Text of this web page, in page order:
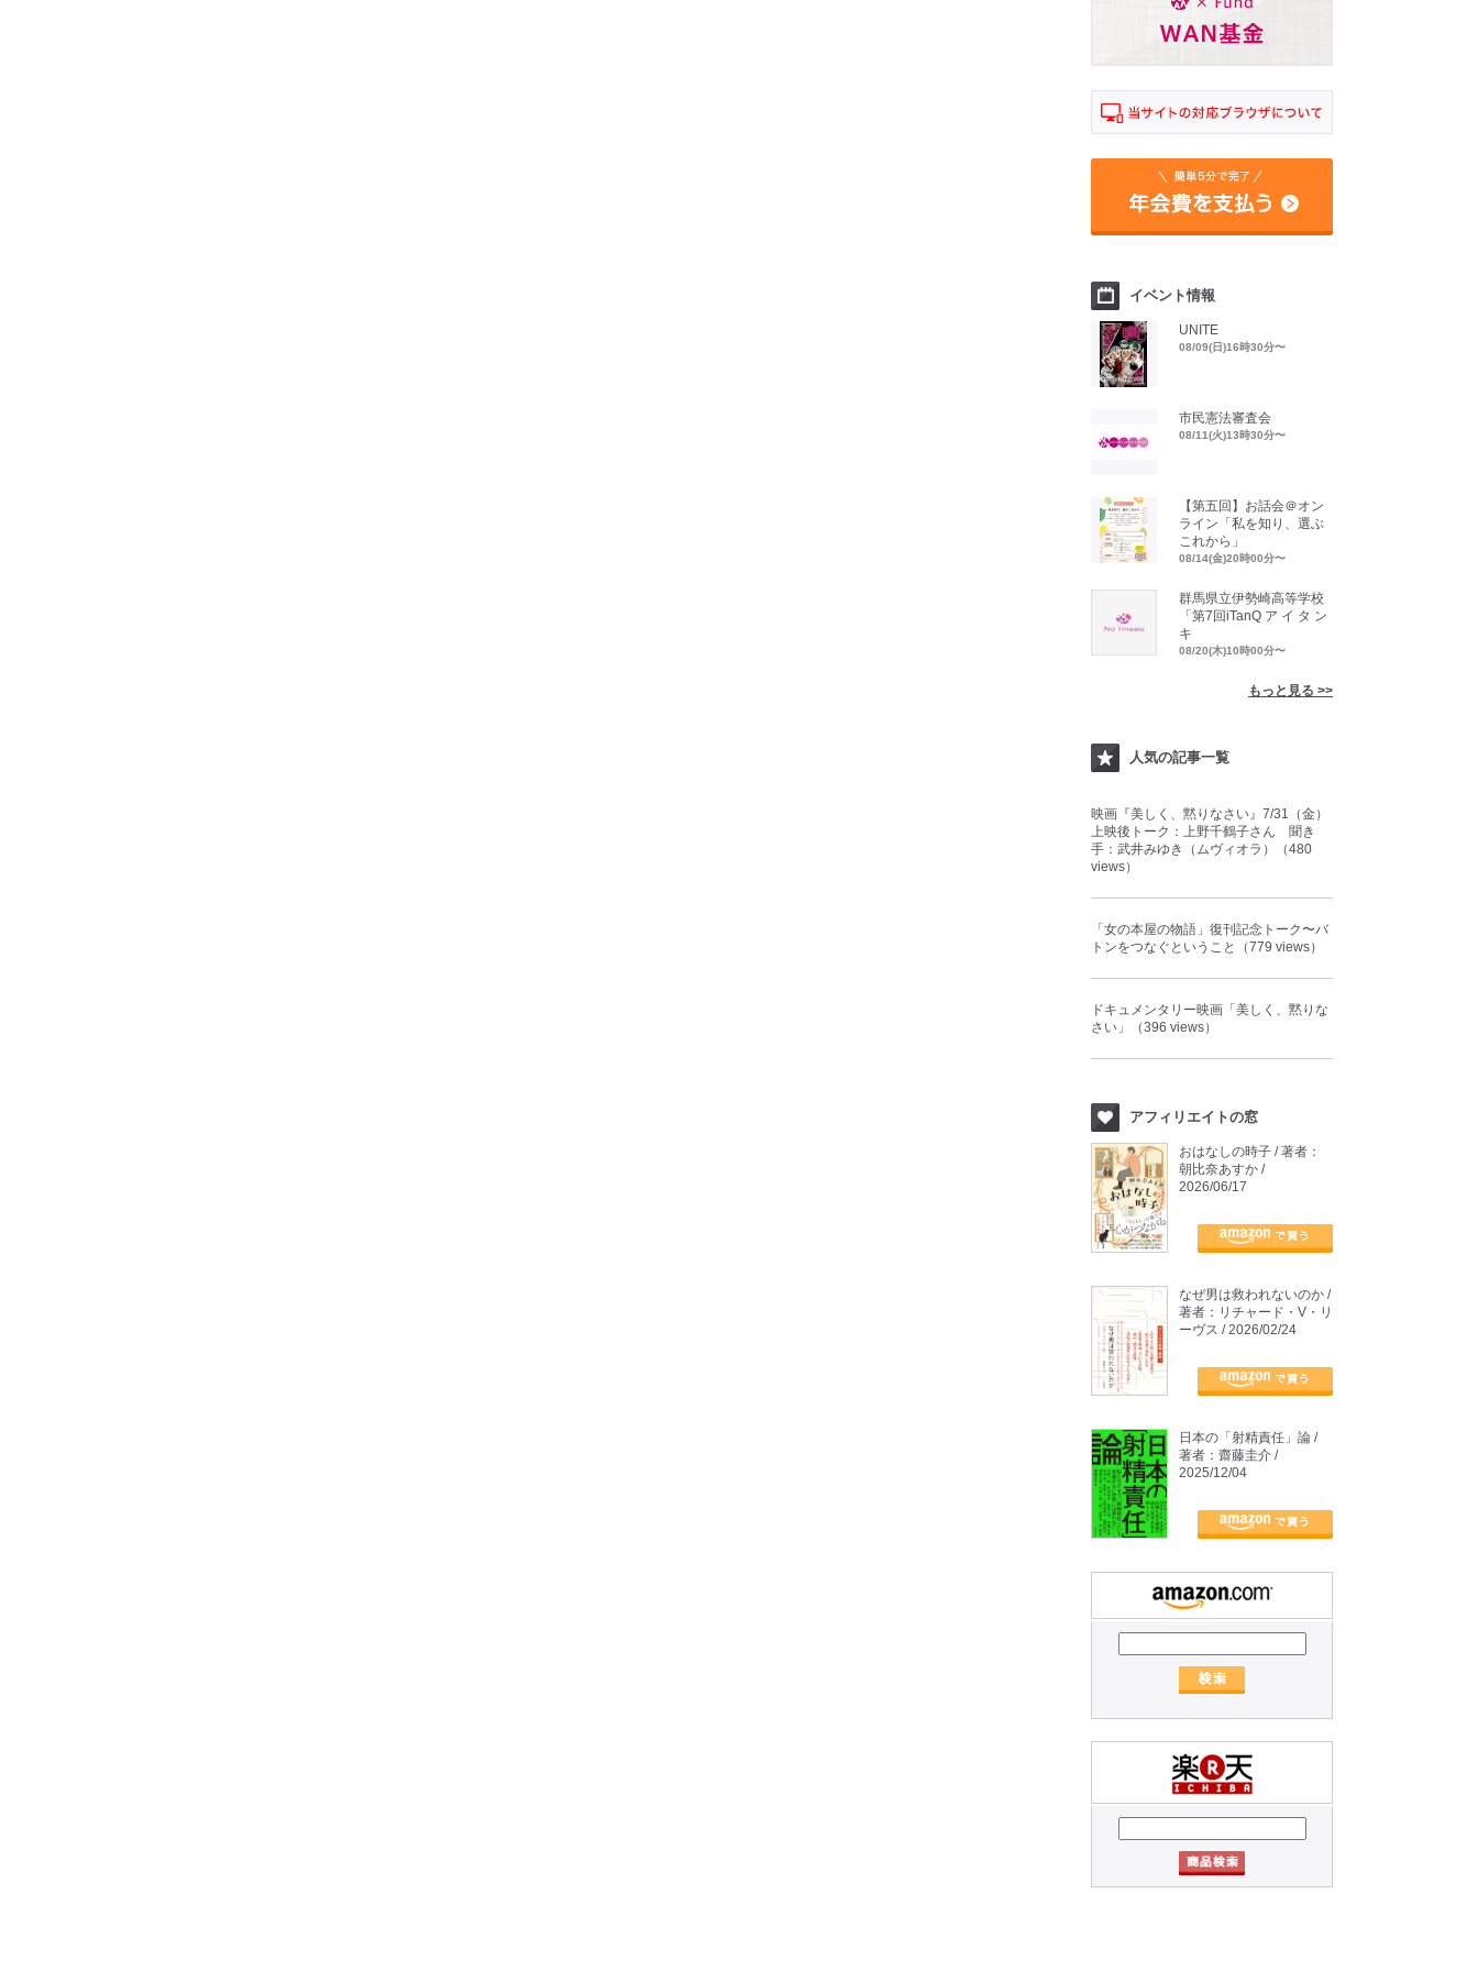
イベント情報
UNITE
08/09(日)16時30分〜
市民憲法審査会
08/11(火)13時30分〜
【第五回】お話会＠オン
ライン「私を知り、選ぶ
これから」
08/14(金)20時00分〜
群馬県立伊勢崎高等学校
「第7回iTanQ ア イ タ ン
キ
08/20(木)10時00分〜
もっと見る >>
人気の記事一覧
映画『美しく、黙りなさい』7/31（金）
上映後トーク：上野千鶴子さん 聞き
手：武井みゆき（ムヴィオラ）（480
views）
「女の本屋の物語」復刊記念トーク〜バ
トンをつなぐということ（779 views）
ドキュメンタリー映画「美しく、黙りな
さい」（396 views）
アフィリエイトの窓
おはなしの時子 / 著者：
朝比奈あすか /
2026/06/17
なぜ男は救われないのか /
著者：リチャード・V・リ
ーヴス / 2026/02/24
日本の「射精責任」論 /
著者：齋藤圭介 /
2025/12/04